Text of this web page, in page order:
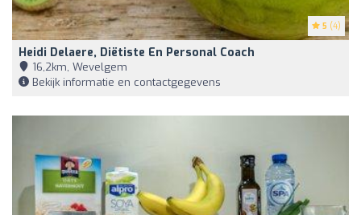
5 (4)
Heidi Delaere, Diëtiste En Personal Coach
16,2km, Wevelgem
Bekijk informatie en contactgegevens